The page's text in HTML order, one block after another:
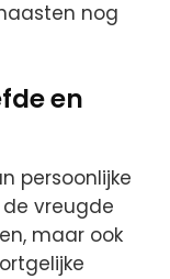
nog
en
persoonlijke
vreugde
maar ook